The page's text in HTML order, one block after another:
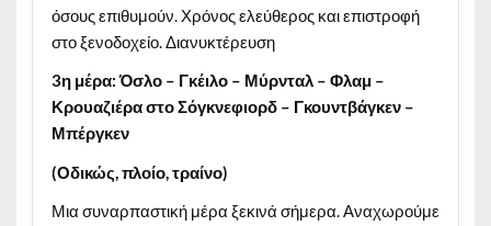
όσους επιθυμούν. Χρόνος ελεύθερος και επιστροφή
στο ξενοδοχείο. Διανυκτέρευση
3η μέρα: Όσλο – Γκέιλο – Μύρνταλ – Φλαμ –
Κρουαζιέρα στο Σόγκνεφιορδ – Γκουντβάγκεν –
Μπέργκεν
(Οδικώς, πλοίο, τραίνο)
Μια συναρπαστική μέρα ξεκινά σήμερα. Αναχωρούμε